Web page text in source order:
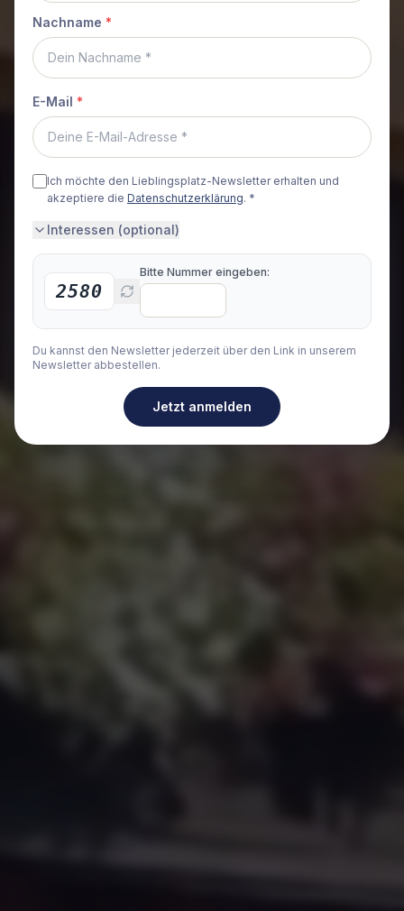
Nachname *
E-Mail *
Ich möchte den Lieblingsplatz-Newsletter erhalten und
akzeptiere die Datenschutzerklärung. *
Interessen (optional)
2580
Bitte Nummer eingeben:
Du kannst den Newsletter jederzeit über den Link in unserem
Newsletter abbestellen.
Jetzt anmelden